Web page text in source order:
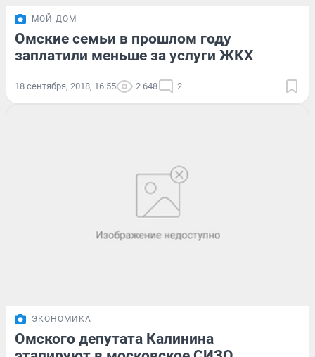
МОЙ ДОМ
Омские семьи в прошлом году
заплатили меньше за услуги ЖКХ
18 сентября, 2018, 16:55 2 648 2
ЭКОНОМИКА
Омского депутата Калинина